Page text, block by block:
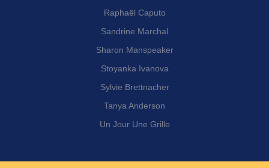
Raphaël Caputo
Sandrine Marchal
Sharon Manspeaker
Stoyanka Ivanova
Sylvie Brettnacher
Tanya Anderson
Un Jour Une Grille